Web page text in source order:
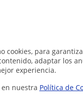
cookies, para
adaptar los
experiencia.
en nuestra Política de
Cuéntanos